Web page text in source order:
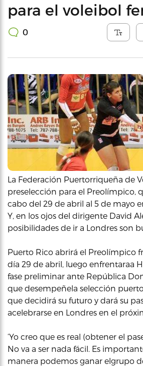
para el voleibol
0
La Federación Puertorriqueña de
preselección para el Preolímpico,
cabo del 29 de abril al 5 de mayo
Y, en los ojos del dirigente David
posibilidades de ir a Londres son
Puerto Rico abrirá el Preolímpico
día 29 de abril, luego enfrentaraa
fase preliminar ante República
que desempeñela selección
que decidirá su futuro y dará su
acelebrarse en Londres en el
‘Yo creo que es real (obtener el
No va a ser nada fácil. Es
manera podemos ganar elgrupo